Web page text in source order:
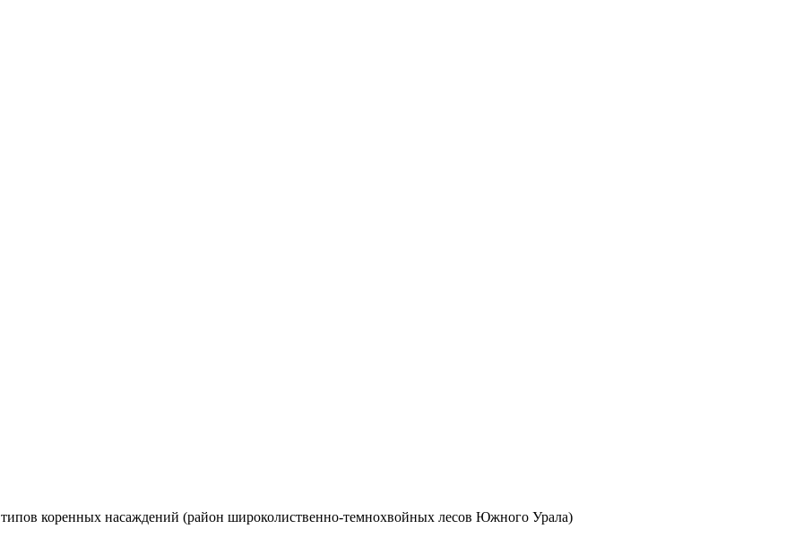
коренных насаждений (район широколиственно-темнохвойных лесов Южного Урала)